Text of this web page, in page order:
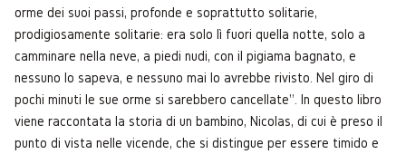
orme dei suoi passi, profonde e soprattutto solitarie,
prodigiosamente solitarie: era solo lì fuori quella notte, solo a
camminare nella neve, a piedi nudi, con il pigiama bagnato, e
nessuno lo sapeva, e nessuno mai lo avrebbe rivisto. Nel giro di
pochi minuti le sue orme si sarebbero cancellate”. In questo libro
viene raccontata la storia di un bambino, Nicolas, di cui è preso il
punto di vista nelle vicende, che si distingue per essere timido e